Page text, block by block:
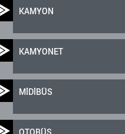
KAMYON
KAMYONET
MİDİBÜS